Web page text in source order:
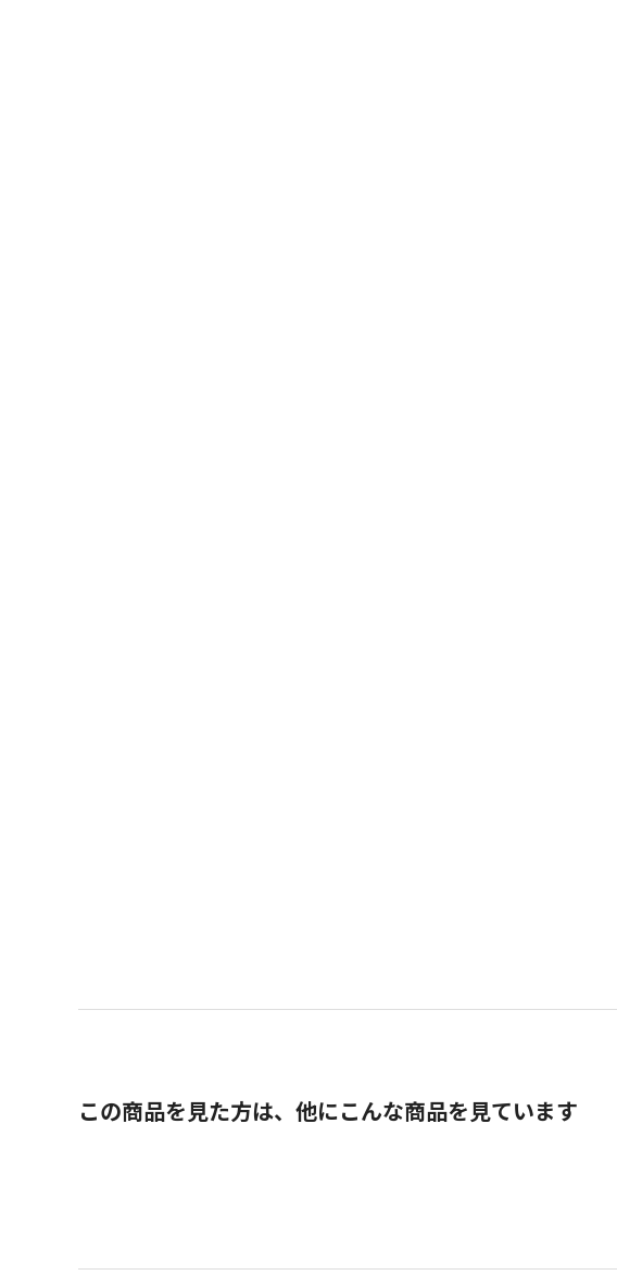
この商品を見た方は、他にこんな商品を見ています